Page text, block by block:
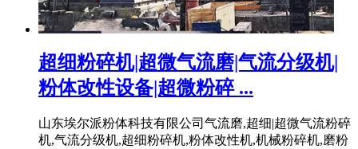
超细粉碎机|超微气流磨|气流分级机|
粉体改性设备|超微粉碎 ...
山东埃尔派粉体科技有限公司气流磨,超细|超微气流粉碎
机,气流分级机,超细粉碎机,粉体改性机,机械粉碎机,磨粉